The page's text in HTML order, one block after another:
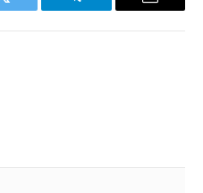
Twitter Telegram Email